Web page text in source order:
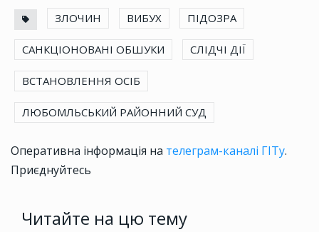
ЗЛОЧИН ВИБУХ ПІДОЗРА
САНКЦІОНОВАНІ ОБШУКИ СЛІДЧІ ДІЇ
ВСТАНОВЛЕННЯ ОСІБ
ЛЮБОМЛЬСЬКИЙ РАЙОННИЙ СУД
Оперативна інформація на телеграм-каналі ГІТу.
Приєднуйтесь
Читайте на цю тему